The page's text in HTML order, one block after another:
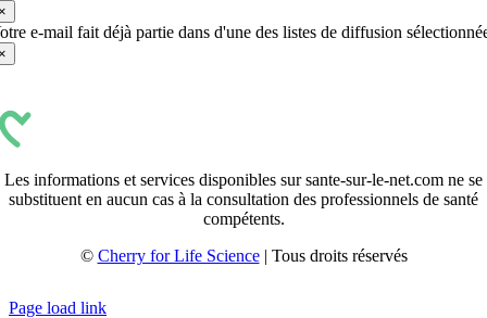
e-mail fait déjà partie dans d'une des listes de diffusion
Les informations et services disponibles sur sante-sur-le-net.com ne se
substituent en aucun cas à la consultation des professionnels de santé
compétents.
© Cherry for Life Science| Tous droits réservés
Page load link